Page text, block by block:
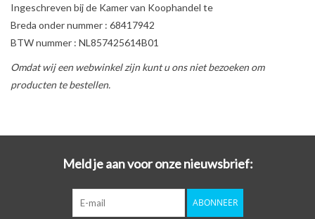
Ingeschreven bij de Kamer van Koophandel te
Breda onder nummer : 68417942
BTW nummer : NL857425614B01
Omdat wij een webwinkel zijn kunt u ons niet bezoeken om
producten te bestellen.
Meld je aan voor onze nieuwsbrief:
ABONNEER